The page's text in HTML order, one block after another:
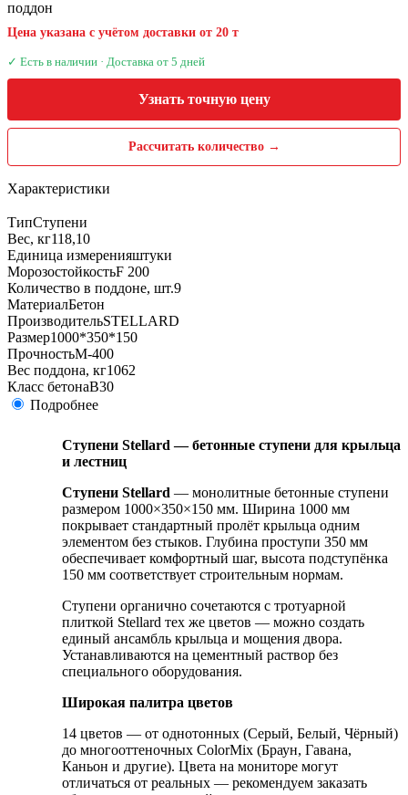
поддон
Цена указана с учётом доставки от 20 т
✓ Есть в наличии · Доставка от 5 дней
Узнать точную цену
Рассчитать количество →
Характеристики
ТипСтупени
Вес, кг118,10
Единица измеренияштуки
МорозостойкостьF 200
Количество в поддоне, шт.9
МатериалБетон
ПроизводительSTELLARD
Размер1000*350*150
ПрочностьМ-400
Вес поддона, кг1062
Класс бетонаB30
Подробнее
Ступени Stellard — бетонные ступени для крыльца
и лестниц
Ступени Stellard — монолитные бетонные ступени
размером 1000×350×150 мм. Ширина 1000 мм
покрывает стандартный пролёт крыльца одним
элементом без стыков. Глубина проступи 350 мм
обеспечивает комфортный шаг, высота подступёнка
150 мм соответствует строительным нормам.
Ступени органично сочетаются с тротуарной
плиткой Stellard тех же цветов — можно создать
единый ансамбль крыльца и мощения двора.
Устанавливаются на цементный раствор без
специального оборудования.
Широкая палитра цветов
14 цветов — от однотонных (Серый, Белый, Чёрный)
до многооттеночных ColorMix (Браун, Гавана,
Каньон и другие). Цвета на мониторе могут
отличаться от реальных — рекомендуем заказать